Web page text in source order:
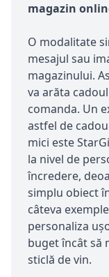
magazin
O modalitate
mesajul sau
magazinului.
va arăta
comanda. Un
astfel de
mici este
la nivel de
încredere,
simplu obiect
câteva
personaliza
buget încât să
sticlă de vin.